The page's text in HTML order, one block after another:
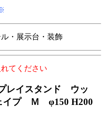
・展示台・装飾
てください
レイスタンド ウッ
イプ Ｍ φ150 H200